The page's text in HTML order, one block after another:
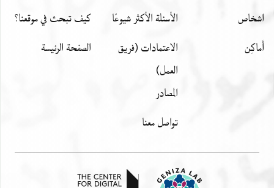
اشخاص
أَماكِن
الأسئلة الأكثر شيوعًا
الاعتمادات (فريق
العمل)
المصادر
تواصل معنا
كيف تبحث في موقعنا؟
الصفحة الرئيسة